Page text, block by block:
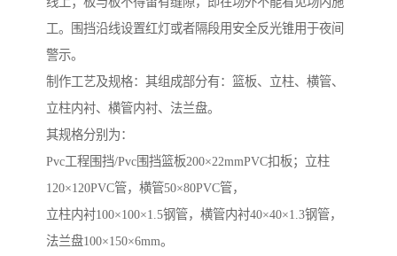
工。围挡沿线设置红灯或者隔段用安全反光锥用于夜间
警示。
制作工艺及规格：其组成部分有：篮板、立柱、横管、
立柱内衬、横管内衬、法兰盘。
其规格分别为：
Pvc工程围挡/Pvc围挡篮板200×22mmPVC扣板；立柱
120×120PVC管，横管50×80PVC管，
立柱内衬100×100×1.5钢管，横管内衬40×40×1.3钢管，
法兰盘100×150×6mm。